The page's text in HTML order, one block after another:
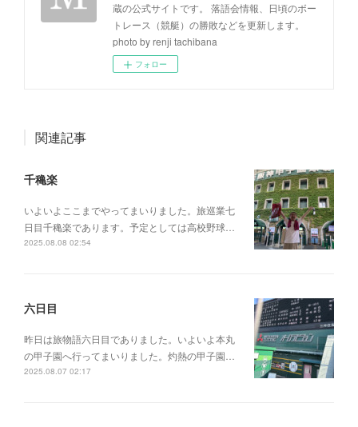
蔵の公式サイトです。 落語会情報、日頃のボー
トレース（競艇）の勝敗などを更新します。
photo by renji tachibana
フォロー
関連記事
千穐楽
いよいよここまでやってまいりました。旅巡業七
日目千穐楽であります。予定としては高校野球…
2025.08.08 02:54
六日目
昨日は旅物語六日目でありました。いよいよ本丸
の甲子園へ行ってまいりました。灼熱の甲子園…
2025.08.07 02:17